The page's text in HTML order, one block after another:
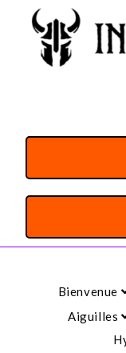
Bienvenue
Aiguilles